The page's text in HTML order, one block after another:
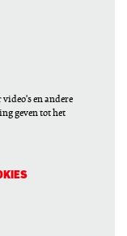
video's en andere
geven tot het